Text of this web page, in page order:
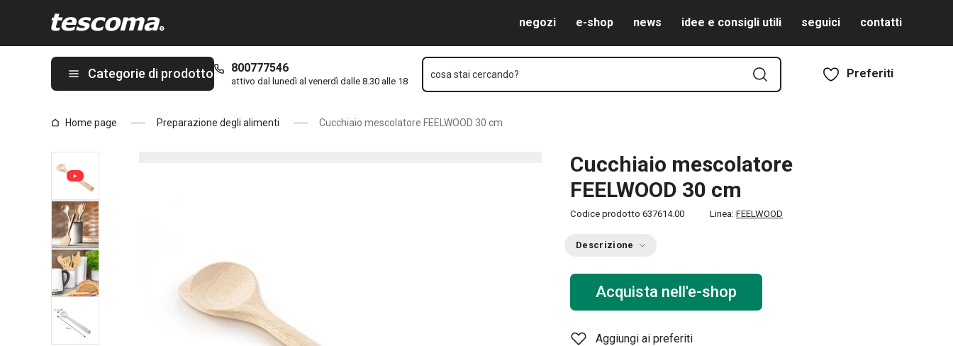
negozi e-shop news idee e consigli utili seguici contatti
Categorie di prodotto 800777546
attivo dal lunedì al venerdì dalle 8.30 alle 18
cosa stai cercando? Preferiti
Home page Preparazione degli alimenti Cucchiaio mescolatore FEELWOOD 30 cm
Cucchiaio mescolatore
FEELWOOD 30 cm
Codice prodotto 637614.00 Linea: FEELWOOD
Descrizione
Acquista nell'e-shop
Aggiungi ai preferiti